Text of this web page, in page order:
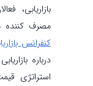
بازاریابی،
مصرف کننده
کنفرانس
درباره
استراتژی